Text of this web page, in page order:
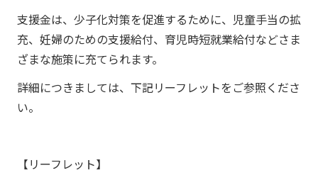
支援金は、少子化対策を促進するために、児童手当の拡
充、妊婦のための支援給付、育児時短就業給付などさま
ざまな施策に充てられます。
詳細につきましては、下記リーフレットをご参照くださ
い。
【リーフレット】